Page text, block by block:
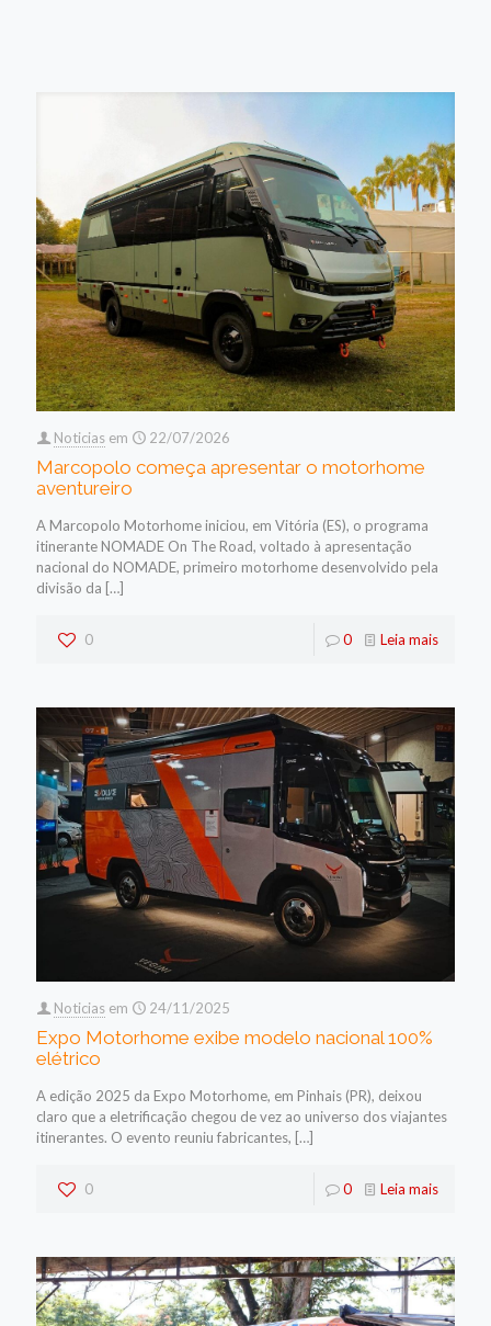
Noticias em 22/07/2026
Marcopolo começa apresentar o motorhome
aventureiro
A Marcopolo Motorhome iniciou, em Vitória (ES), o programa
itinerante NOMADE On The Road, voltado à apresentação
nacional do NOMADE, primeiro motorhome desenvolvido pela
divisão da […]
0 0 Leia mais
Noticias em 24/11/2025
Expo Motorhome exibe modelo nacional 100%
elétrico
A edição 2025 da Expo Motorhome, em Pinhais (PR), deixou
claro que a eletrificação chegou de vez ao universo dos viajantes
itinerantes. O evento reuniu fabricantes, […]
0 0 Leia mais